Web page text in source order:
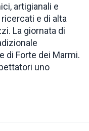
artigianali e
e di alta
La giornata di
di Forte dei Marmi.
uno